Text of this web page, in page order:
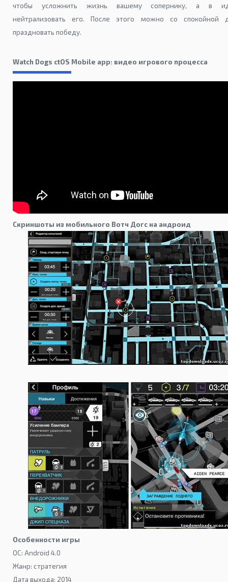
чтобы усложнить жизнь вашему сопернику, а в
нейтрализовать его. После этого можно со спокойной
праздновать победу.
Watch Dogs ctOS Mobile app: видео игрового процесса
Скриншоты из мобильного Вотч Догс на андроид
Особенности игры
ОС: Android 4.0
Жанр: стратегия
Дата выхода: 2014